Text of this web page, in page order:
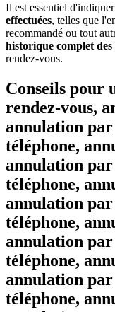
Il est essentiel
effectuées, telles que
recommandé ou tout
historique complet des
rendez-vous.
Conseils pour
rendez-vous,
annulation
téléphone,
annulation
téléphone,
annulation
téléphone,
annulation
téléphone,
annulation
téléphone,